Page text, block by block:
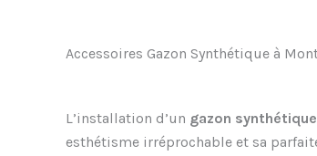
Accessoires Gazon Synthétique à
L’installation d’un gazon
esthétisme irréprochable et sa